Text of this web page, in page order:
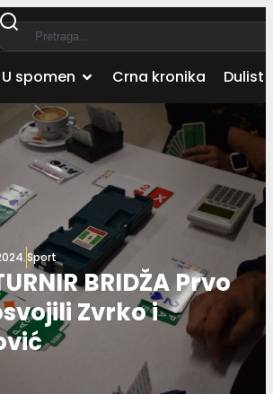
U spomen Crna kronika Dulist
Sport
BRIDŽA Prvo
Zvrko i